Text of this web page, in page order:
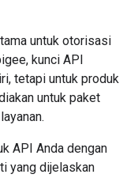
untuk otorisasi
kunci API
tetapi untuk produk
untuk paket
API Anda dengan
yang dijelaskan